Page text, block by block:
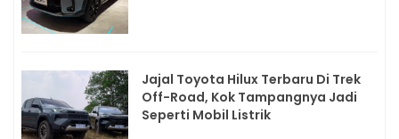
Jajal Toyota Hilux Terbaru Di Trek
Off-Road, Kok Tampangnya Jadi
Seperti Mobil Listrik